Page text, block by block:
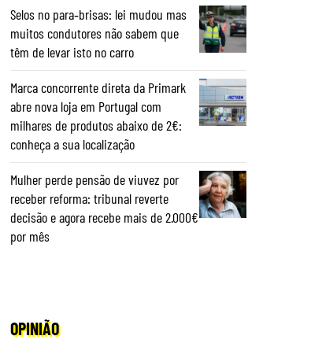
Selos no para‑brisas: lei mudou mas
muitos condutores não sabem que
têm de levar isto no carro
Marca concorrente direta da Primark
abre nova loja em Portugal com
milhares de produtos abaixo de 2€:
conheça a sua localização
Mulher perde pensão de viuvez por
receber reforma: tribunal reverte
decisão e agora recebe mais de 2.000€
por mês
OPINIÃO